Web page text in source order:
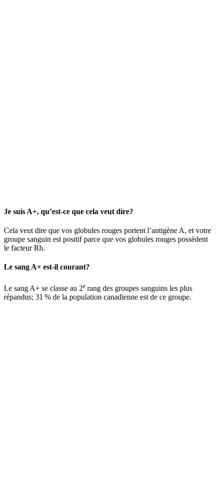
Je suis A+, qu’est-ce que cela veut dire?
Cela veut dire que vos globules rouges portent l’antigène A, et votre
groupe sanguin est positif parce que vos globules rouges possèdent
le facteur Rh.
Le sang A+ est-il courant?
Le sang A+ se classe au 2e rang des groupes sanguins les plus
répandus; 31 % de la population canadienne est de ce groupe.